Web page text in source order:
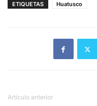
ETIQUETAS Huatusco
Artículo anterior